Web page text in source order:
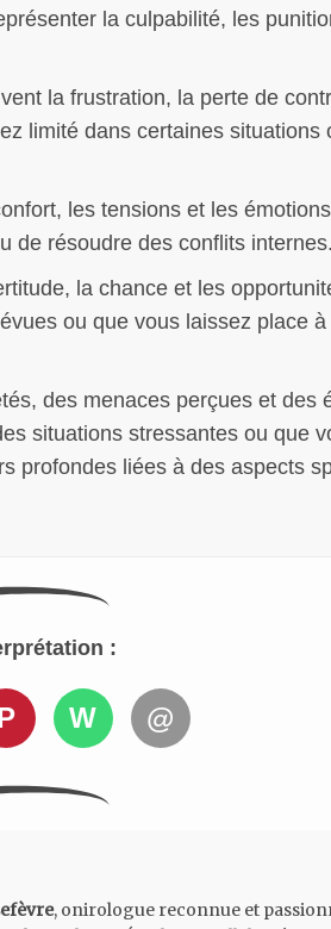
la culpabilité, les
la frustration, la perte de
limité dans certaines situations
les tensions et les
de résoudre des conflits internes.
la chance et les
ou que vous laissez place
des menaces perçues et des
situations stressantes ou que
profondes liées à des aspects
:
W @
, onirologue reconnue et